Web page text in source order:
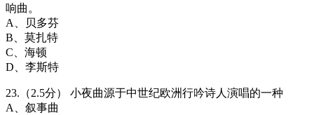
响曲。
A、贝多芬
B、莫扎特
C、海顿
D、李斯特
23.（2.5分） 小夜曲源于中世纪欧洲行吟诗人演唱的一种
A、叙事曲